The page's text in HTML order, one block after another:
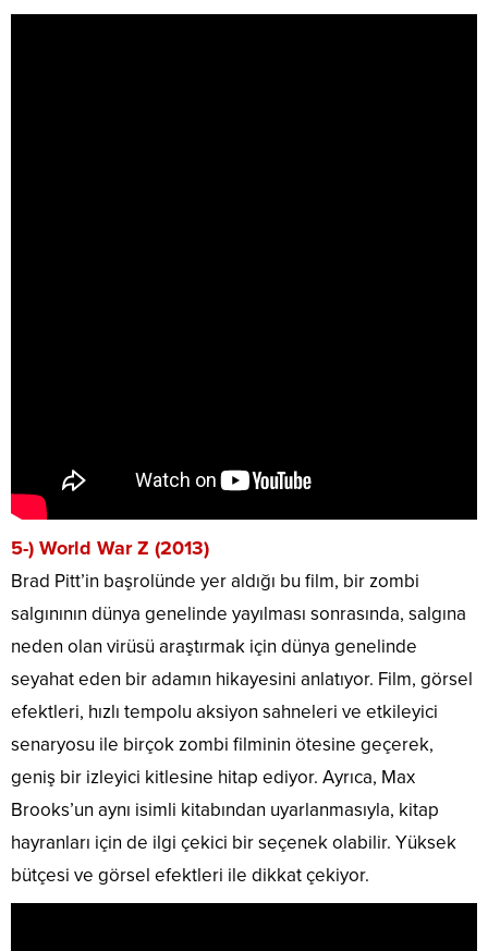
5-) World War Z (2013)
Brad Pitt’in başrolünde yer aldığı bu film, bir zombi
salgınının dünya genelinde yayılması sonrasında, salgına
neden olan virüsü araştırmak için dünya genelinde
seyahat eden bir adamın hikayesini anlatıyor. Film, görsel
efektleri, hızlı tempolu aksiyon sahneleri ve etkileyici
senaryosu ile birçok zombi filminin ötesine geçerek,
geniş bir izleyici kitlesine hitap ediyor. Ayrıca, Max
Brooks’un aynı isimli kitabından uyarlanmasıyla, kitap
hayranları için de ilgi çekici bir seçenek olabilir. Yüksek
bütçesi ve görsel efektleri ile dikkat çekiyor.